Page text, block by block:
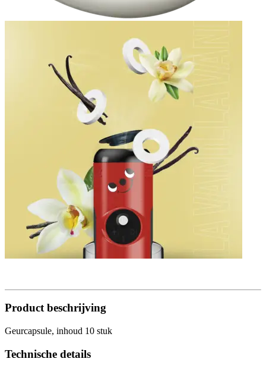
Product beschrijving
Geurcapsule, inhoud 10 stuk
Technische details